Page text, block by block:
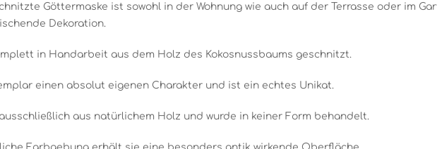
Göttermaske ist sowohl in der Wohnung wie auch auf der Terrasse oder im
Dekoration.
in Handarbeit aus dem Holz des Kokosnussbaums geschnitzt.
einen absolut eigenen Charakter und ist ein echtes Unikat.
aus natürlichem Holz und wurde in keiner Form behandelt.